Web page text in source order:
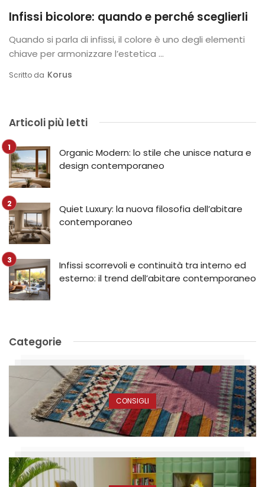
Infissi bicolore: quando e perché sceglierli
Quando si parla di infissi, il colore è uno degli elementi
chiave per armonizzare l’estetica ...
Scritto da Korus
Articoli più letti
Organic Modern: lo stile che unisce natura e
design contemporaneo
Quiet Luxury: la nuova filosofia dell’abitare
contemporaneo
Infissi scorrevoli e continuità tra interno ed
esterno: il trend dell’abitare contemporaneo
Categorie
CONSIGLI